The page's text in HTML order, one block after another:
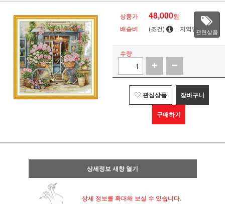
상품가 48,000원
배송비
(조건) 지역별관련상품
수량
관심상품 장바구니
구매하기
상세정보 새창 열기
상세 정보를 확대해 보실 수 있습니다.